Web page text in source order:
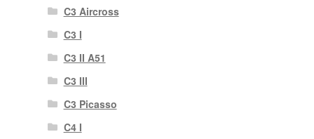
C3 Aircross
C3 I
C3 II A51
C3 III
C3 Picasso
C4 I